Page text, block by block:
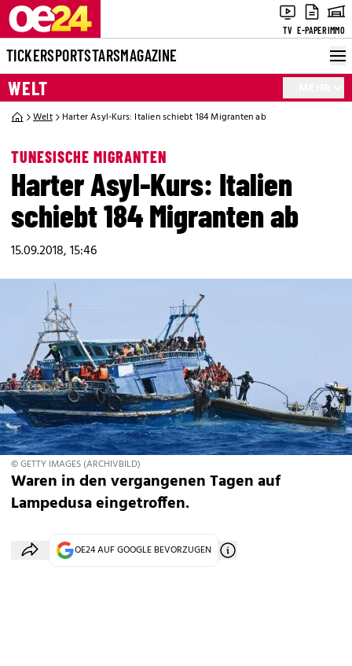
TV E-PAPERIMMO
TICKERSPORTSTARSMAGAZINE
WELT
Welt Harter Asyl-Kurs: Italien schiebt 184 Migranten ab
TUNESISCHE MIGRANTEN
Harter Asyl-Kurs: Italien
schiebt 184 Migranten ab
15.09.2018, 15:46
© GETTY IMAGES (ARCHIVBILD)
Waren in den vergangenen Tagen auf
Lampedusa eingetroffen.
OE24 AUF GOOGLE BEVORZUGEN